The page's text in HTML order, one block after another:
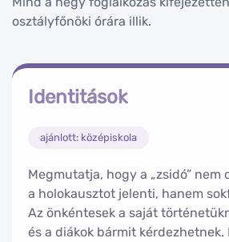
osztályfőnöki órára illik.
Identitások
ajánlott: középiskola
Megmutatja, hogy a „zsidó” nem
a holokausztot jelenti, hanem
Az önkéntesek a saját
és a diákok bármit kérdezhetnek.